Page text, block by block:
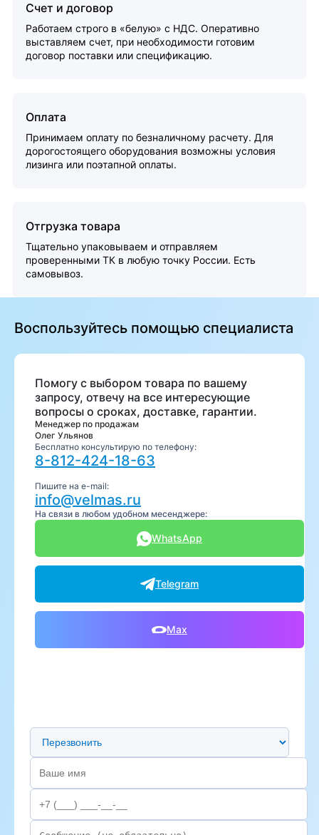
Счет и договор
Работаем строго в «белую» с НДС. Оперативно
выставляем счет, при необходимости готовим
договор поставки или спецификацию.
Оплата
Принимаем оплату по безналичному расчету. Для
дорогостоящего оборудования возможны условия
лизинга или поэтапной оплаты.
Отгрузка товара
Тщательно упаковываем и отправляем
проверенными ТК в любую точку России. Есть
самовывоз.
Воспользуйтесь помощью специалиста
Помогу с выбором товара по вашему
запросу, отвечу на все интересующие
вопросы о сроках, доставке, гарантии.
Менеджер по продажам
Олег Ульянов
Бесплатно консультирую по телефону:
8-812-424-18-63
Пишите на e-mail:
info@velmas.ru
На связи в любом удобном месенджере:
WhatsApp
Telegram
Max
Предпочтительный способ связи